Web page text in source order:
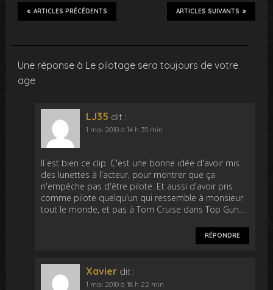
ARTICLES SUIVANTS
ARTICLES PRÉCÉDENTS
Une réponse à Le pilotage sera toujours de votre
age
LJ35 dit :
1 mai 2010 à 14 h 35 min
Il est bien ce clip. C'est une bonne idée d'avoir mis
des lunettes à l'acteur, pour montrer que ça
n'empêche pas d'être pilote. Et aussi d'avoir pris
comme pilote quelqu'un qui ressemble à monsieur
tout le monde, et pas à Tom Cruise dans Top Gun…
RÉPONDRE
Xavier dit :
1 mai 2010 à 18 h 22 min